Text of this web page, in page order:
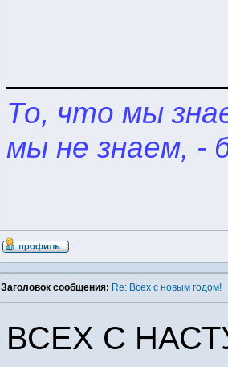
То, что мы
мы не знаем, -
Заголовок сообщения: Re: Всех с новым годом!
ВСЕХ С